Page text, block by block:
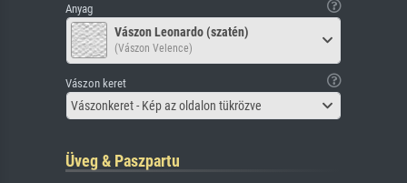
Anyag
Vászon Leonardo (szatén)
(Vászon Velence)
Vászon keret
Vászonkeret - Kép az oldalon tükrözve
Üveg & Paszpartu